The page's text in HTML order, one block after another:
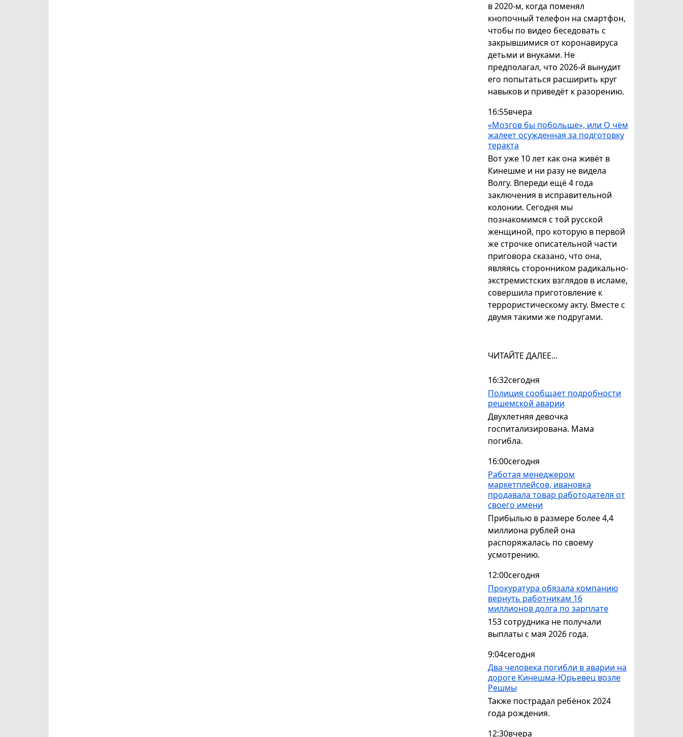
в 2020-м, когда поменял
кнопочный телефон на смартфон,
чтобы по видео беседовать с
закрывшимися от коронавируса
детьми и внуками. Не
предполагал, что 2026-й вынудит
его попытаться расширить круг
навыков и приведёт к разорению.
16:55вчера
«Мозгов бы побольше», или О чём
жалеет осужденная за подготовку
теракта
Вот уже 10 лет как она живёт в
Кинешме и ни разу не видела
Волгу. Впереди ещё 4 года
заключения в исправительной
колонии. Сегодня мы
познакомимся с той русской
женщиной, про которую в первой
же строчке описательной части
приговора сказано, что она,
являясь сторонником радикально-
экстремистских взглядов в исламе,
совершила приготовление к
террористическому акту. Вместе с
двумя такими же подругами.
ЧИТАЙТЕ ДАЛЕЕ...
16:32сегодня
Полиция сообщает подробности
решемской аварии
Двухлетняя девочка
госпитализирована. Мама
погибла.
16:00сегодня
Работая менеджером
маркетплейсов, ивановка
продавала товар работодателя от
своего имени
Прибылью в размере более 4,4
миллиона рублей она
распоряжалась по своему
усмотрению.
12:00сегодня
Прокуратура обязала компанию
вернуть работникам 16
миллионов долга по зарплате
153 сотрудника не получали
выплаты с мая 2026 года.
9:04сегодня
Два человека погибли в аварии на
дороге Кинешма-Юрьевец возле
Решмы
Также пострадал ребёнок 2024
года рождения.
12:30вчера